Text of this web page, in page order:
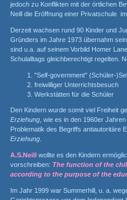
jedoch zu Konflikten mit der örtlichen
Neill die Eröffnung einer Privatschule
Derzeit wachsen rund 90 Kinder und
Gründers im Jahre 1973 übernahm
sind u.a. auf seinem Vorbild Homer
Schulalltags gleichberechtigt regelten.
"Self-government" (Schüler-
freiwilliger Unterrichtsbesuch
Werkstätten für die Schüler
Den Kindern wurde somit viel Freiheit
Erziehung, wie es in den 1960er
Problematik des Begriffs antiautoritäre
Erziehung.
A.S.Neill wollte es den Kindern
vorschreiben: The function of the
according to the purpose of the
Im Jahr 1999 war Summerhill, u. a.